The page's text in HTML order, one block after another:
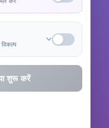
विकल्प
शुरू करें